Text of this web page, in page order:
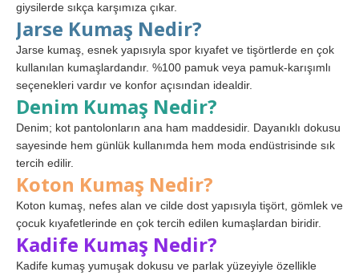
giysilerde sıkça karşımıza çıkar.
Jarse Kumaş Nedir?
Jarse kumaş, esnek yapısıyla spor kıyafet ve tişörtlerde en çok
kullanılan kumaşlardandır. %100 pamuk veya pamuk-karışımlı
seçenekleri vardır ve konfor açısından idealdir.
Denim Kumaş Nedir?
Denim; kot pantolonların ana ham maddesidir. Dayanıklı dokusu
sayesinde hem günlük kullanımda hem moda endüstrisinde sık
tercih edilir.
Koton Kumaş Nedir?
Koton kumaş, nefes alan ve cilde dost yapısıyla tişört, gömlek ve
çocuk kıyafetlerinde en çok tercih edilen kumaşlardan biridir.
Kadife Kumaş Nedir?
Kadife kumaş yumuşak dokusu ve parlak yüzeyiyle özellikle